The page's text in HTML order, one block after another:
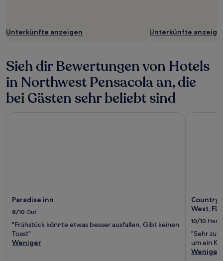
Unterkünfte anzeigen Unterkünfte
Sieh dir Bewertungen von Hotels
in Northwest Pensacola an, die
bei Gästen sehr beliebt sind
Paradise inn
8/10 Gut
"Frühstück könnte etwas besser ausfallen, Gibt keinen
Toast"
Weniger
Country
West, FL
10/10
"Sehr
um ein
Weniger